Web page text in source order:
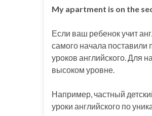
My apartment is on the
Если ваш ребенок учит
самого начала
уроков английского. Для
высоком уровне.
Например, частный
уроки английского по